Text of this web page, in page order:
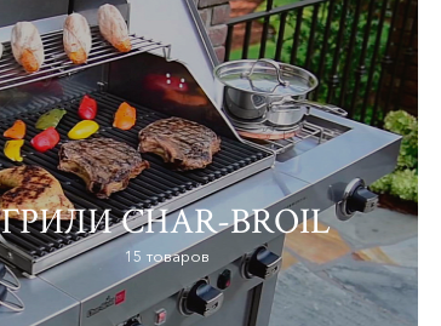
ГРИЛИ CHAR-BROIL
15 товаров